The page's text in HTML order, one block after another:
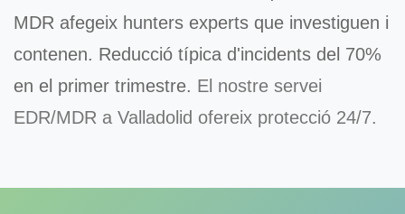
MDR afegeix hunters experts que investiguen i
contenen. Reducció típica d'incidents del 70%
en el primer trimestre. El nostre servei
EDR/MDR a Valladolid ofereix protecció 24/7.